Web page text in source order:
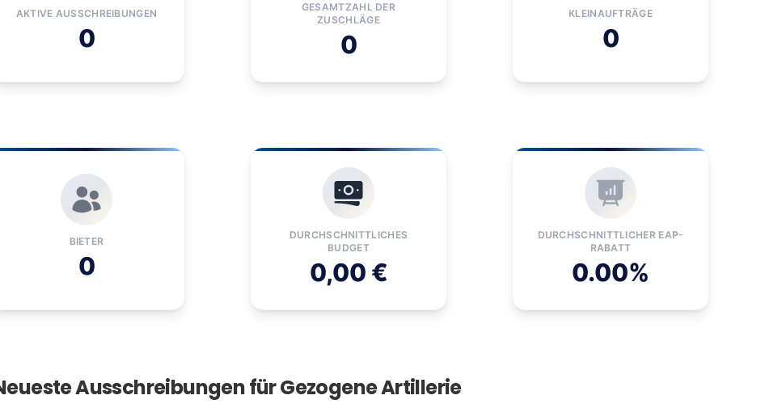
AKTIVE AUSSCHREIBUNGEN
0
GESAMTZAHL DER
ZUSCHLÄGE
0
KLEINAUFTRÄGE
0
BIETER
0
DURCHSCHNITTLICHES
BUDGET
0,00 €
DURCHSCHNITTLICHER EAP-
RABATT
0.00%
Ausschreibungen für Gezogene Artillerie